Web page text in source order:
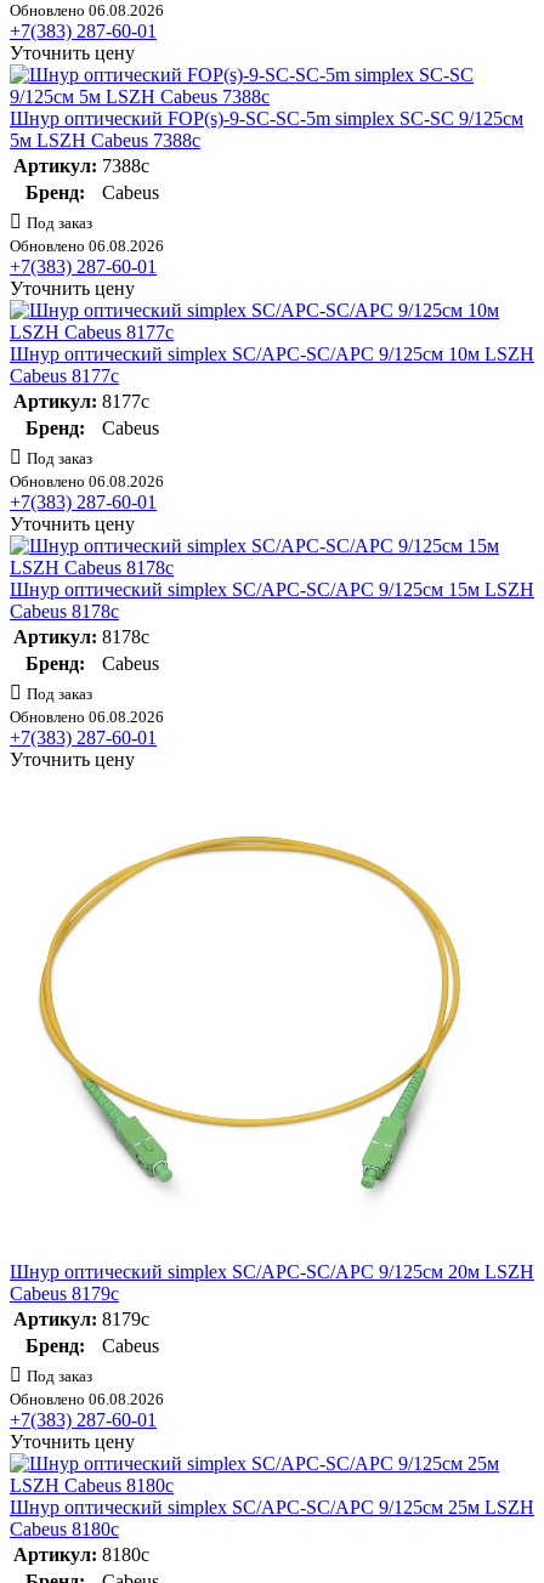
Обновлено 06.08.2026
+7(383) 287-60-01
Уточнить цену
Шнур оптический FOP(s)-9-SC-SC-5m simplex SC-SC 9/125см
5м LSZH Cabeus 7388c
Артикул: 7388c
Бренд:
Cabeus
Под заказ
Обновлено 06.08.2026
+7(383) 287-60-01
Уточнить цену
Шнур оптический simplex SC/APC-SC/APC 9/125см 10м LSZH
Cabeus 8177c
Артикул: 8177c
Бренд:
Cabeus
Под заказ
Обновлено 06.08.2026
+7(383) 287-60-01
Уточнить цену
Шнур оптический simplex SC/APC-SC/APC 9/125см 15м LSZH
Cabeus 8178c
Артикул: 8178c
Бренд:
Cabeus
Под заказ
Обновлено 06.08.2026
+7(383) 287-60-01
Уточнить цену
Шнур оптический simplex SC/APC-SC/APC 9/125см 20м LSZH
Cabeus 8179c
Артикул: 8179c
Бренд:
Cabeus
Под заказ
Обновлено 06.08.2026
+7(383) 287-60-01
Уточнить цену
Шнур оптический simplex SC/APC-SC/APC 9/125см 25м LSZH
Cabeus 8180c
Артикул: 8180c